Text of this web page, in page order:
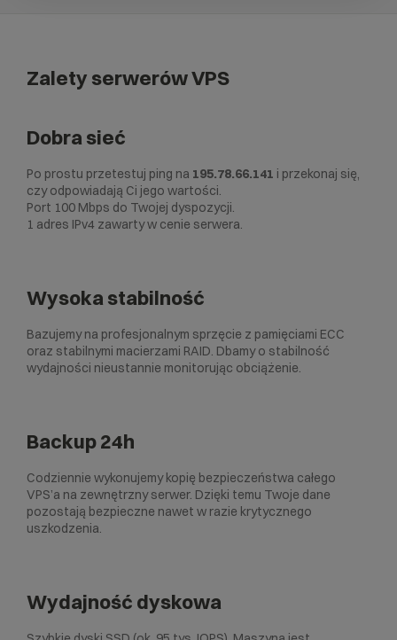
Zalety serwerów VPS
Dobra sieć
Po prostu przetestuj ping na 195.78.66.141 i przekonaj się,
czy odpowiadają Ci jego wartości.
Port 100 Mbps do Twojej dyspozycji.
1 adres IPv4 zawarty w cenie serwera.
Wysoka stabilność
Bazujemy na profesjonalnym sprzęcie z pamięciami ECC
oraz stabilnymi macierzami RAID. Dbamy o stabilność
wydajności nieustannie monitorując obciążenie.
Backup 24h
Codziennie wykonujemy kopię bezpieczeństwa całego
VPS’a na zewnętrzny serwer. Dzięki temu Twoje dane
pozostają bezpieczne nawet w razie krytycznego
uszkodzenia.
Wydajność dyskowa